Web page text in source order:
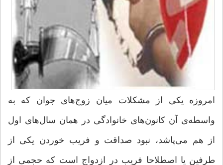
امروزه یكی از مشكلات میان زوج‌های جوان كه به
واسطه‌ی آن كانون‌های خانوادگی در همان سال‌های اول
از هم می‌پاشد، نبود صداقت و فریب خوردن یكی از
طرفین یا اصطلاحا فریب در ازدواج است كه حجمی از